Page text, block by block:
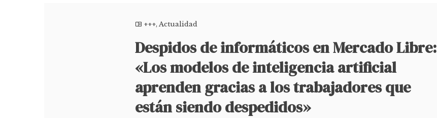
+++,Actualidad
Despidos de informáticos en Mercado Libre:
«Los modelos de inteligencia artificial
aprenden gracias a los trabajadores que
están siendo despedidos»